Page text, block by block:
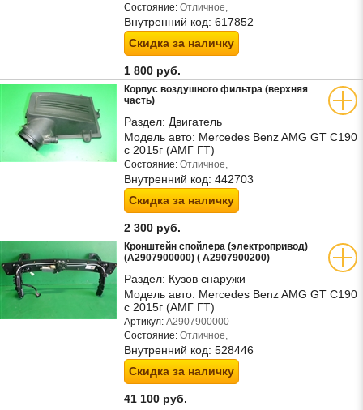
Состояние: Отличное,
Внутренний код: 617852
Скидка за наличку
1 800 руб.
Корпус воздушного фильтра (верхняя
часть)
Раздел: Двигатель
Модель авто: Mercedes Benz AMG GT C190
с 2015г (АМГ ГТ)
Состояние: Отличное,
Внутренний код: 442703
Скидка за наличку
2 300 руб.
Кронштейн спойлера (электропривод)
(A2907900000) ( A2907900200)
Раздел: Кузов снаружи
Модель авто: Mercedes Benz AMG GT C190
с 2015г (АМГ ГТ)
Артикул: A2907900000
Состояние: Отличное,
Внутренний код: 528446
Скидка за наличку
41 100 руб.